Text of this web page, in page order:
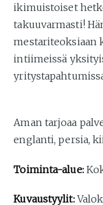
ikimuistoiset
takuuvarmasti!
mestariteoksiaan
intiimeissä
Aman tarjoaa
englanti, persia,
Toiminta-alue:
Kuvaustyylit: